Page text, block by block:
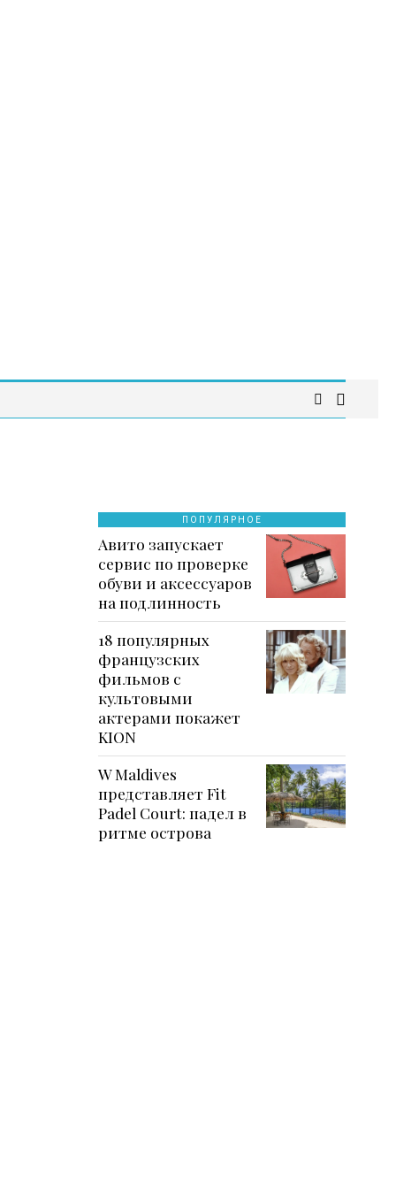
ПОПУЛЯРНОЕ
Авито запускает
сервис по проверке
обуви и аксессуаров
на подлинность
18 популярных
французских
фильмов с
культовыми
актерами покажет
KION
W Maldives
представляет Fit
Padel Court: падел в
ритме острова